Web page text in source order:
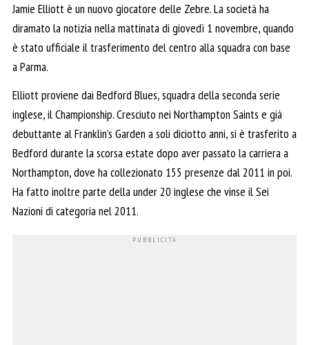
Jamie Elliott è un nuovo giocatore delle Zebre. La società ha
diramato la notizia nella mattinata di giovedì 1 novembre, quando
è stato ufficiale il trasferimento del centro alla squadra con base
a Parma.
Elliott proviene dai Bedford Blues, squadra della seconda serie
inglese, il Championship. Cresciuto nei Northampton Saints e già
debuttante al Franklin’s Garden a soli diciotto anni, si è trasferito a
Bedford durante la scorsa estate dopo aver passato la carriera a
Northampton, dove ha collezionato 155 presenze dal 2011 in poi.
Ha fatto inoltre parte della under 20 inglese che vinse il Sei
Nazioni di categoria nel 2011.